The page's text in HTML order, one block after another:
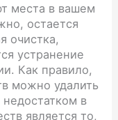
места в вашем
остается
очистка,
устранение
Как правило,
можно удалить
недостатком в
является то,